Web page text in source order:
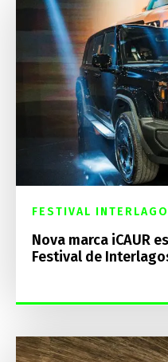
FESTIVAL
Nova marca iCAUR
Festival de